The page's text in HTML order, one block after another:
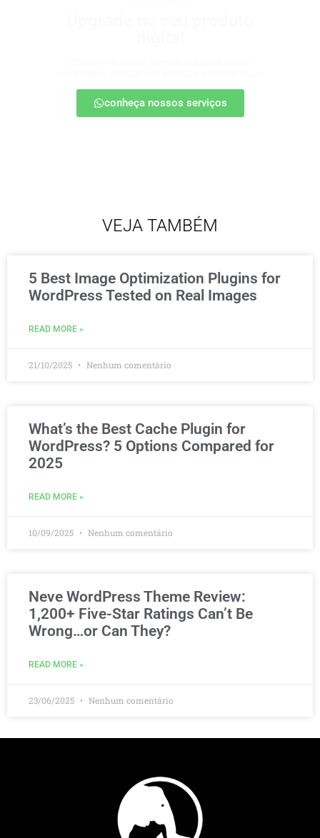
conheça nossos serviços
VEJA TAMBÉM
5 Best Image Optimization Plugins for
WordPress Tested on Real Images
READ MORE »
21/10/2025 Nenhum comentário
What’s the Best Cache Plugin for
WordPress? 5 Options Compared for
2025
READ MORE »
10/09/2025 Nenhum comentário
Neve WordPress Theme Review:
1,200+ Five-Star Ratings Can’t Be
Wrong…or Can They?
READ MORE »
23/06/2025 Nenhum comentário